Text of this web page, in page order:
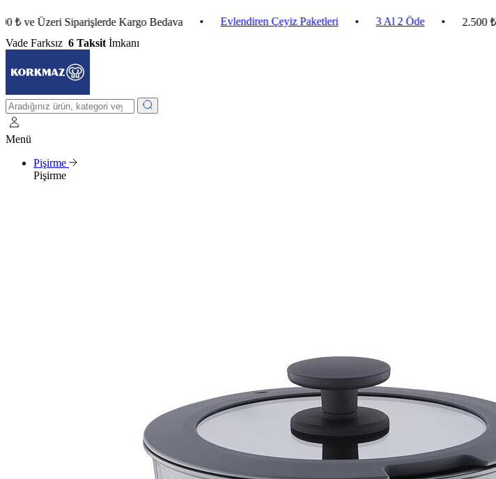
Siparişlerde Kargo Bedava • Evlendiren Çeyiz Paketleri • 3 Al 2 Öde • 2.500 ₺ ve
Vade Farksız 6 Taksit İmkanı
Menü
Pişirme
Pişirme